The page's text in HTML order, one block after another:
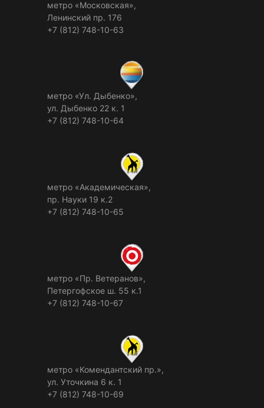
метро «Московская»,
Ленинский пр. 176
+7 (812) 748-10-63
метро «Ул. Дыбенко»,
ул. Дыбенко 22 к. 1
+7 (812) 748-10-64
метро «Академическая»,
пр. Науки 19 к.2
+7 (812) 748-10-65
метро «Пр. Ветеранов»,
Петергофское ш. 55 к.1
+7 (812) 748-10-67
метро «Комендантский пр.»,
ул. Уточкина 6 к. 1
+7 (812) 748-10-69